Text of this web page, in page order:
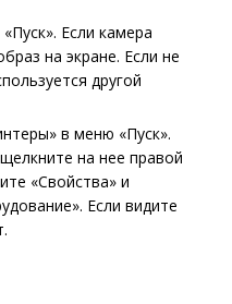
Если камера
на экране. Если не
другой
в меню «Пуск».
на нее правой
«Свойства» и
Если видите